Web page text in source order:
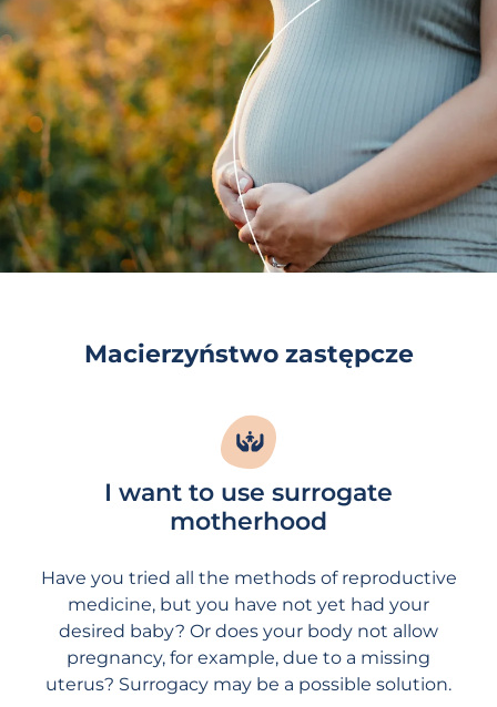
Macierzyństwo zastępcze
I want to use surrogate
motherhood
Have you tried all the methods of reproductive
medicine, but you have not yet had your
desired baby? Or does your body not allow
pregnancy, for example, due to a missing
uterus? Surrogacy may be a possible solution.